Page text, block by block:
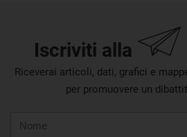
Iscriviti alla
Riceverai articoli, dati, grafici e
per promuovere un
mail